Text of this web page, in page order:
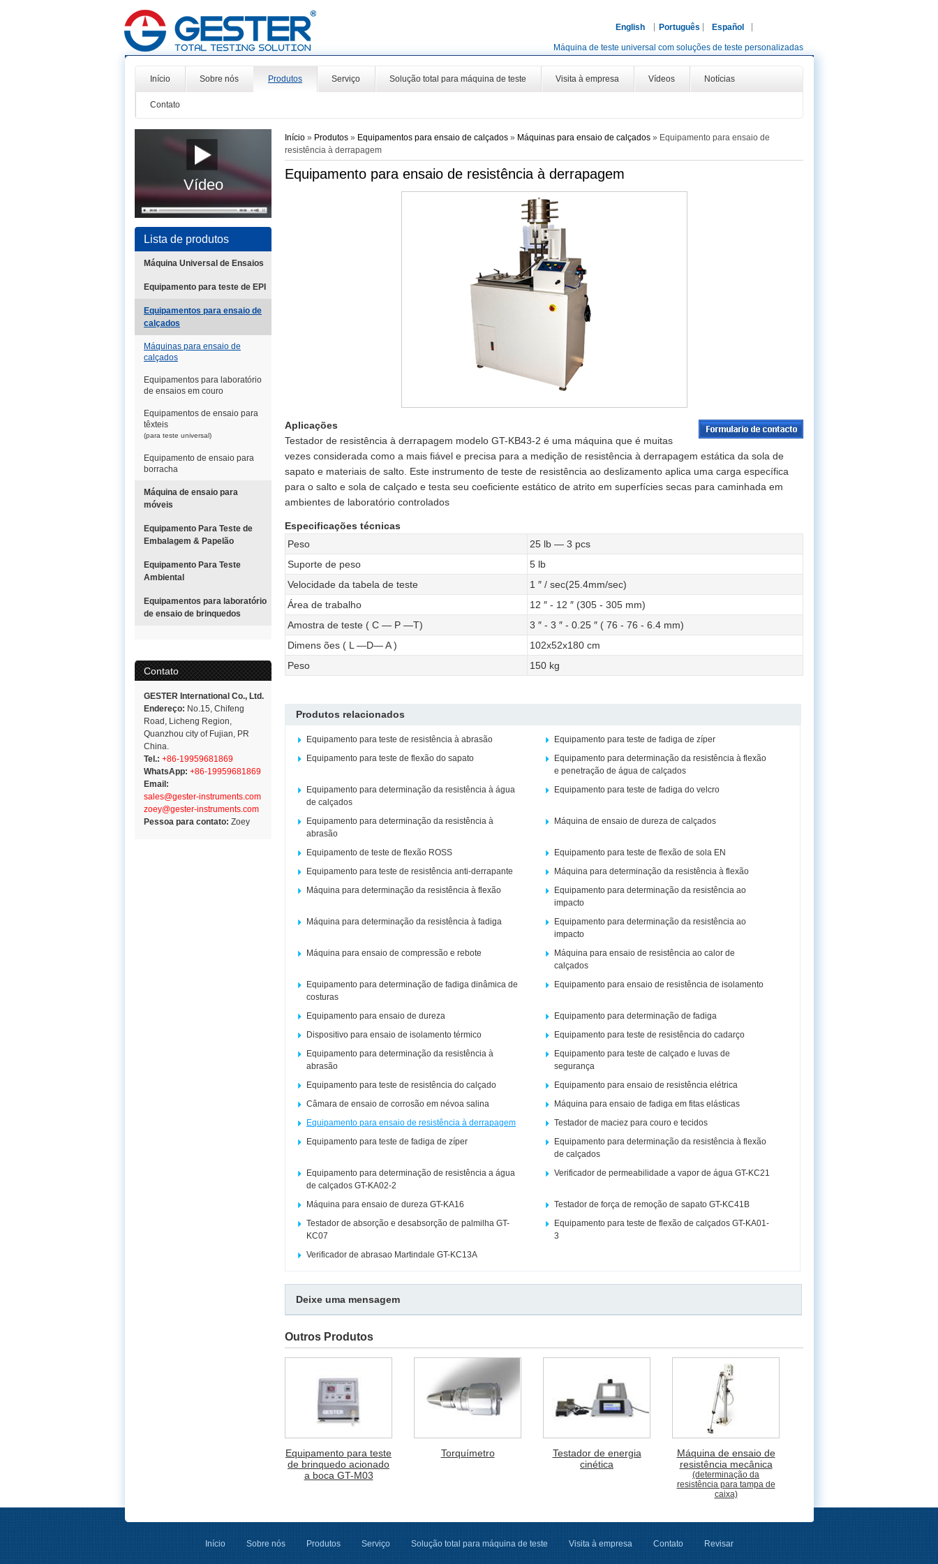
English Português Español
Máquina de teste universal com soluções de teste personalizadas
Início Sobre nós Produtos Serviço Solução total para máquina de teste Visita à empresa Vídeos Notícias
Contato
Vídeo
Lista de produtos
Máquina Universal de Ensaios
Equipamento para teste de EPI
Equipamentos para ensaio de
calçados
Máquinas para ensaio de
calçados
Equipamentos para laboratório
de ensaios em couro
Equipamentos de ensaio para
têxteis
(para teste universal)
Equipamento de ensaio para
borracha
Máquina de ensaio para
móveis
Equipamento Para Teste de
Embalagem & Papelão
Equipamento Para Teste
Ambiental
Equipamentos para laboratório
de ensaio de brinquedos
Contato
GESTER International Co., Ltd.
Endereço: No.15, Chifeng
Road, Licheng Region,
Quanzhou city of Fujian, PR
China.
Tel.: +86-19959681869
WhatsApp: +86-19959681869
Email:
sales@gester-instruments.com
zoey@gester-instruments.com
Pessoa para contato: Zoey
Início » Produtos » Equipamentos para ensaio de calçados » Máquinas para ensaio de calçados » Equipamento para ensaio de
resistência à derrapagem
Equipamento para ensaio de resistência à derrapagem
Aplicações
Testador de resistência à derrapagem modelo GT-KB43-2 é uma máquina que é muitas
vezes considerada como a mais fiável e precisa para a medição de resistência à derrapagem estática da sola de
sapato e materiais de salto. Este instrumento de teste de resistência ao deslizamento aplica uma carga específica
para o salto e sola de calçado e testa seu coeficiente estático de atrito em superfícies secas para caminhada em
ambientes de laboratório controlados
Especificações técnicas
Peso
25 lb — 3 pcs
Suporte de peso
5 lb
Velocidade da tabela de teste
1 ″ / sec(25.4mm/sec)
Área de trabalho
12 ″ - 12 ″ (305 - 305 mm)
Amostra de teste ( C — P —T)
3 ″ - 3 ″ - 0.25 ″ ( 76 - 76 - 6.4 mm)
Dimens ões ( L —D— A )
102x52x180 cm
Peso
150 kg
Produtos relacionados
Equipamento para teste de resistência à abrasão
Equipamento para teste de fadiga de zíper
Equipamento para teste de flexão do sapato
Equipamento para determinação da resistência à flexão
e penetração de água de calçados
Equipamento para determinação da resistência à água
de calçados
Equipamento para teste de fadiga do velcro
Equipamento para determinação da resistência à
abrasão
Máquina de ensaio de dureza de calçados
Equipamento de teste de flexão ROSS
Equipamento para teste de flexão de sola EN
Equipamento para teste de resistência anti-derrapante
Máquina para determinação da resistência à flexão
Máquina para determinação da resistência à flexão
Equipamento para determinação da resistência ao
impacto
Máquina para determinação da resistência à fadiga
Equipamento para determinação da resistência ao
impacto
Máquina para ensaio de compressão e rebote
Máquina para ensaio de resistência ao calor de
calçados
Equipamento para determinação de fadiga dinâmica de
costuras
Equipamento para ensaio de resistência de isolamento
Equipamento para ensaio de dureza
Equipamento para determinação de fadiga
Dispositivo para ensaio de isolamento térmico
Equipamento para teste de resistência do cadarço
Equipamento para determinação da resistência à
abrasão
Equipamento para teste de calçado e luvas de
segurança
Equipamento para teste de resistência do calçado
Equipamento para ensaio de resistência elétrica
Câmara de ensaio de corrosão em névoa salina
Máquina para ensaio de fadiga em fitas elásticas
Equipamento para ensaio de resistência à derrapagem
Testador de maciez para couro e tecidos
Equipamento para teste de fadiga de zíper
Equipamento para determinação da resistência à flexão
de calçados
Equipamento para determinação de resistência a água
de calçados GT-KA02-2
Verificador de permeabilidade a vapor de água GT-KC21
Máquina para ensaio de dureza GT-KA16
Testador de força de remoção de sapato GT-KC41B
Testador de absorção e desabsorção de palmilha GT-
KC07
Equipamento para teste de flexão de calçados GT-KA01-
3
Verificador de abrasao Martindale GT-KC13A
Deixe uma mensagem
Outros Produtos
Equipamento para teste
de brinquedo acionado
a boca GT-M03
Torquímetro
Testador de energia
cinética
Máquina de ensaio de
resistência mecânica
(determinação da
resistência para tampa de
caixa)
Início Sobre nós Produtos Serviço Solução total para máquina de teste Visita à empresa Contato Revisar